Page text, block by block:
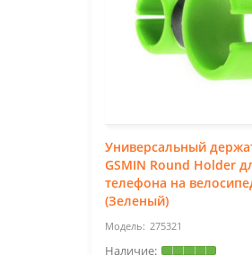
Универсальный
GSMIN Round Holder
телефона на
(Зеленый)
275321